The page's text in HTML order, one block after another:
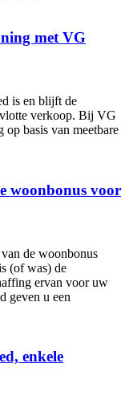
met VG
is en blijft de
verkoop. Bij VG
basis van meetbare
woonbonus voor
de woonbonus
(of was) de
ervan voor uw
geven u een
enkele